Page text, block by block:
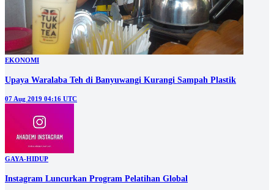
EKONOMI
Upaya Waralaba Teh di Banyuwangi Kurangi Sampah Plastik
07 Aug 2019 04:16 UTC
GAYA-HIDUP
Instagram Luncurkan Program Pelatihan Global